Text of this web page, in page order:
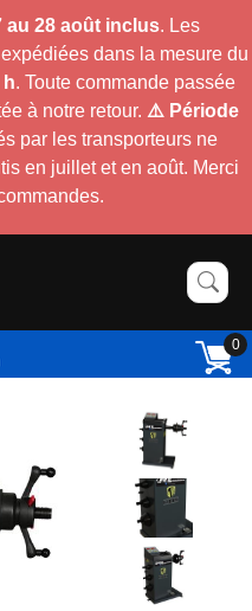
au 28 août inclus. Les
dans la mesure du
h. Toute commande passée
à notre retour. ⚠️ Période
par les transporteurs ne
en juillet et en août. Merci
0